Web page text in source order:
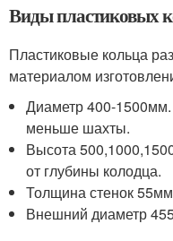
Виды пластиковых
Пластиковые кольца
материалом
Диаметр 400-
меньше шахты.
Высота
от глубины колодца.
Толщина стенок
Внешний диаметр